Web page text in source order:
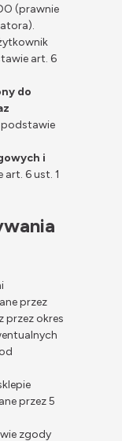
(prawnie
art. 6
do
podstawie
i
6 ust. 1
przez
przez okres
przez 5
zgody